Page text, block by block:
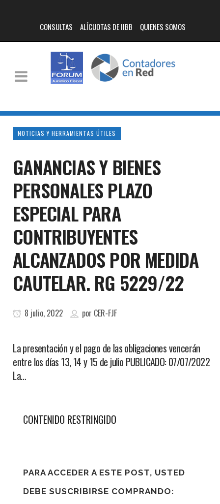
CONSULTAS ALÍCUOTAS DE IIBB QUIENES SOMOS
NOTICIAS Y HERRAMIENTAS ÚTILES
GANANCIAS Y BIENES
PERSONALES PLAZO
ESPECIAL PARA
CONTRIBUYENTES
ALCANZADOS POR MEDIDA
CAUTELAR. RG 5229/22
8 julio, 2022 por CER-FJF
La presentación y el pago de las obligaciones vencerán
entre los días 13, 14 y 15 de julio PUBLICADO: 07/07/2022
La…
CONTENIDO RESTRINGIDO
PARA ACCEDER A ESTE POST, USTED
DEBE SUSCRIBIRSE COMPRANDO: